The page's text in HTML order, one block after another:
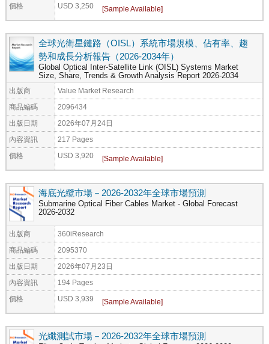
價格 USD 3,250
全球光衛星鏈路（OISL）系統市場規模、佔有率、趨
勢和成長分析報告（2026-2034年）
Global Optical Inter-Satellite Link (OISL) Systems Market
Size, Share, Trends & Growth Analysis Report 2026-2034
出版商 Value Market Research
商品編碼 2096434
出版日期 2026年07月24日
內容資訊 217 Pages
價格 USD 3,920
海底光纜市場－2026-2032年全球市場預測
Submarine Optical Fiber Cables Market - Global Forecast
2026-2032
出版商 360iResearch
商品編碼 2095370
出版日期 2026年07月23日
內容資訊 194 Pages
價格 USD 3,939
光纖測試市場－2026-2032年全球市場預測